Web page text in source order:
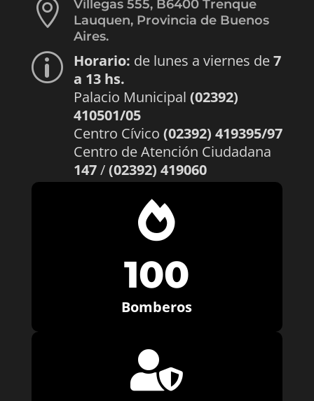

Villegas 555, B6400 Trenque
Lauquen, Provincia de Buenos
Aires.
p Horario: de lunes a viernes de7
a 13 hs.
Palacio Municipal (02392)
410501/05
Centro Cívico (02392) 419395/97
Centro de Atención Ciudadana
147/(02392) 419060

100
Bomberos
